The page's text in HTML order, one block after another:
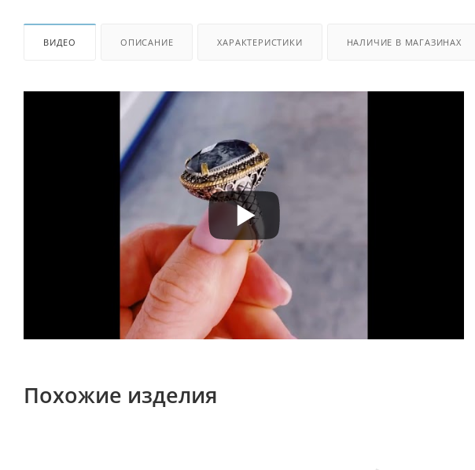
ВИДЕО ОПИСАНИЕ ХАРАКТЕРИСТИКИ НАЛИЧИЕ В МАГАЗИНАХ
Похожие изделия